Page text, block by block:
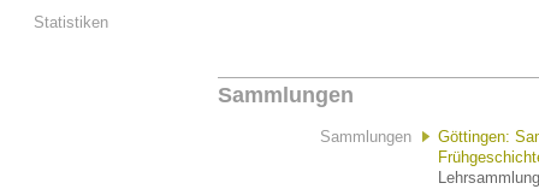
Statistiken
Sammlungen
Sammlungen
Göttingen: